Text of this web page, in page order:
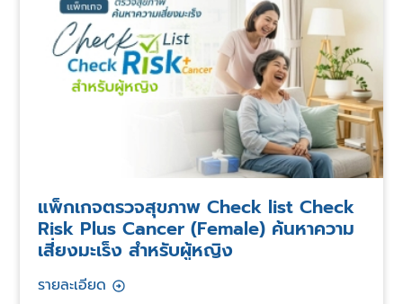
แพ็กเกจตรวจสุขภาพ Check list Check
Risk Plus Cancer (Female) ค้นหาความ
เสี่ยงมะเร็ง สำหรับผู้หญิง
รายละเอียด